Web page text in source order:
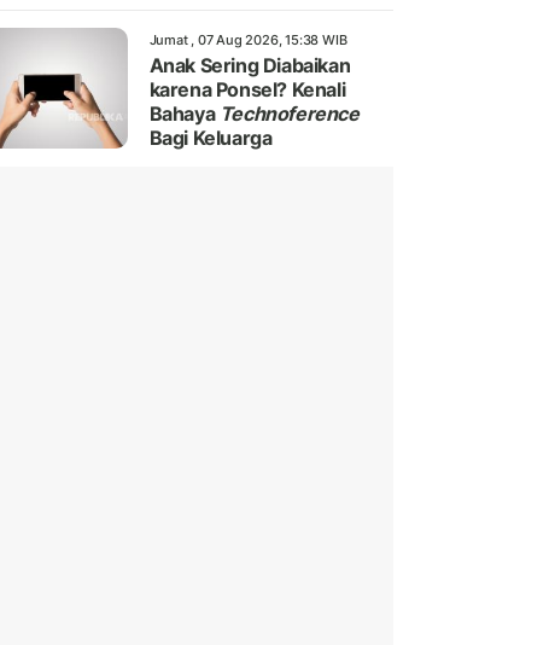
Jumat , 07 Aug 2026, 15:38 WIB
Anak Sering Diabaikan
karena Ponsel? Kenali
Bahaya Technoference
Bagi Keluarga